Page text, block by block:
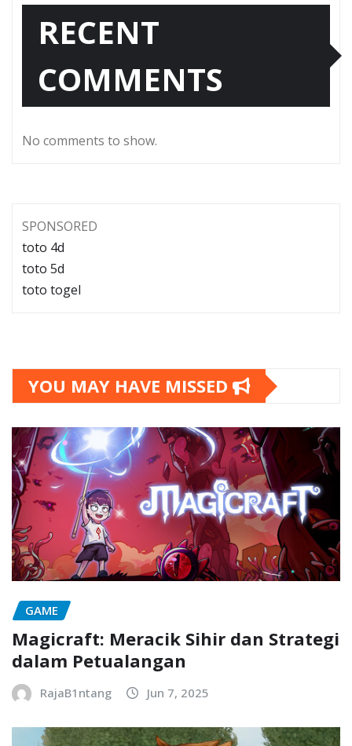
RECENT
COMMENTS
No comments to show.
SPONSORED
toto 4d
toto 5d
toto togel
YOU MAY HAVE MISSED
GAME
Magicraft: Meracik Sihir dan Strategi
dalam Petualangan
RajaB1ntang Jun 7, 2025